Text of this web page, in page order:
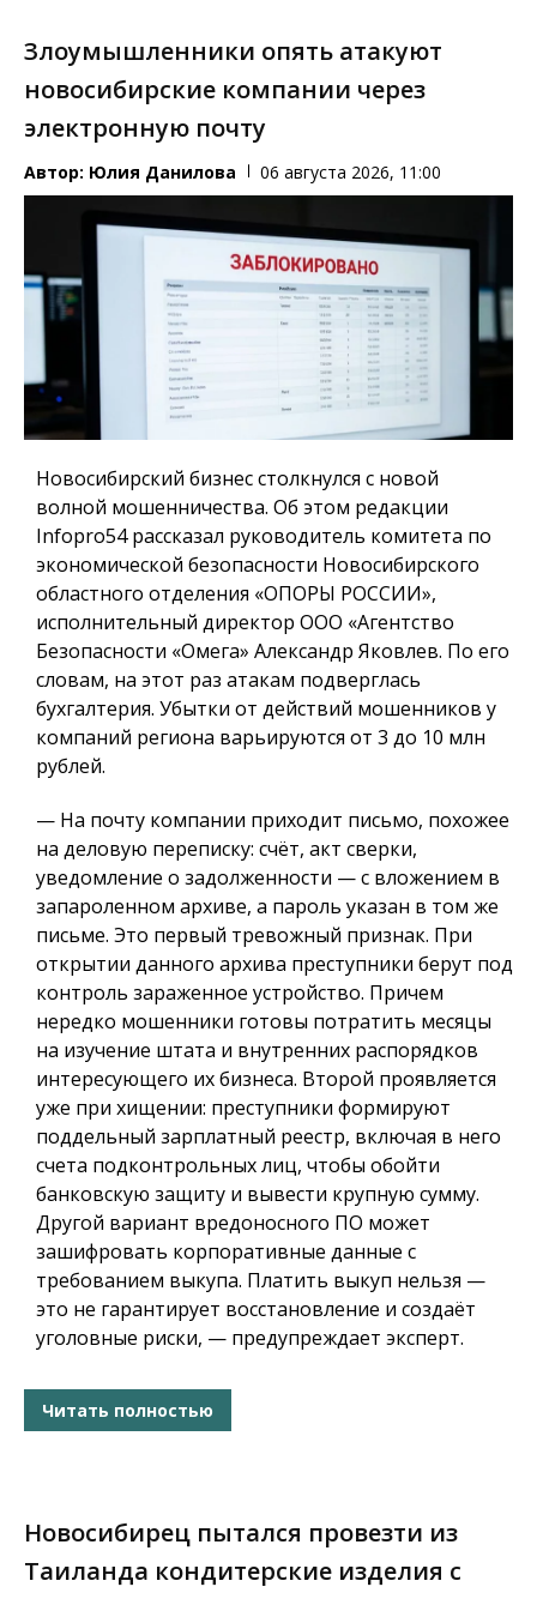
Злоумышленники опять атакуют
новосибирские компании через
электронную почту
Автор: Юлия Данилова 06 августа 2026, 11:00
Новосибирский бизнес столкнулся с новой
волной мошенничества. Об этом редакции
Infopro54 рассказал руководитель комитета по
экономической безопасности Новосибирского
областного отделения «ОПОРЫ РОССИИ»,
исполнительный директор ООО «Агентство
Безопасности «Омега» Александр Яковлев. По его
словам, на этот раз атакам подверглась
бухгалтерия. Убытки от действий мошенников у
компаний региона варьируются от 3 до 10 млн
рублей.
— На почту компании приходит письмо, похожее
на деловую переписку: счёт, акт сверки,
уведомление о задолженности — с вложением в
запароленном архиве, а пароль указан в том же
письме. Это первый тревожный признак. При
открытии данного архива преступники берут под
контроль зараженное устройство. Причем
нередко мошенники готовы потратить месяцы
на изучение штата и внутренних распорядков
интересующего их бизнеса. Второй проявляется
уже при хищении: преступники формируют
поддельный зарплатный реестр, включая в него
счета подконтрольных лиц, чтобы обойти
банковскую защиту и вывести крупную сумму.
Другой вариант вредоносного ПО может
зашифровать корпоративные данные с
требованием выкупа. Платить выкуп нельзя —
это не гарантирует восстановление и создаёт
уголовные риски, — предупреждает эксперт.
Читать полностью
Новосибирец пытался провезти из
Таиланда кондитерские изделия с